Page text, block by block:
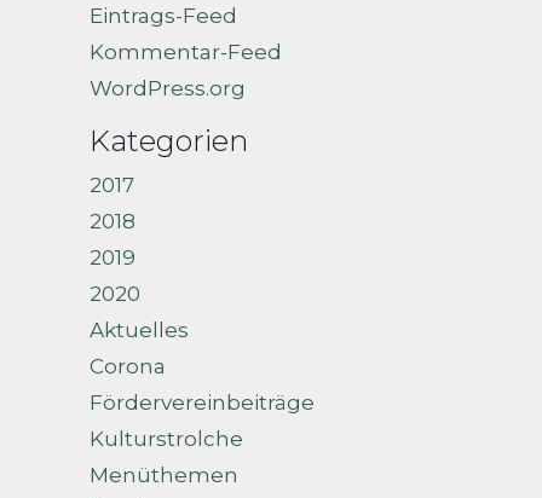
Eintrags-Feed
Kommentar-Feed
WordPress.org
Kategorien
2017
2018
2019
2020
Aktuelles
Corona
Fördervereinbeiträge
Kulturstrolche
Menüthemen